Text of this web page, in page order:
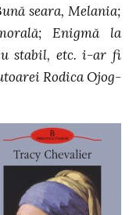
seara, Melania;
Enigmă la
stabil, etc. i-ar fi
Rodica Ojog-